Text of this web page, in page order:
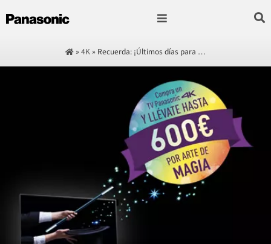
»4K » Recuerda: ¡Últimos días para …